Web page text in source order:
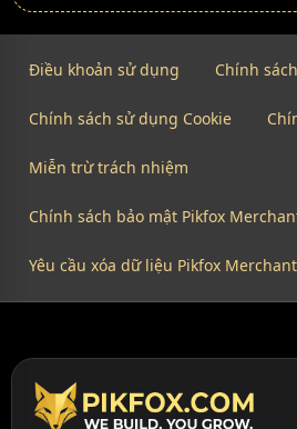
Điều khoản sử dụng Chính
Chính sách sử dụng Cookie
Miễn trừ trách nhiệm
Chính sách bảo mật Pikfox
Yêu cầu xóa dữ liệu Pikfox Merchant